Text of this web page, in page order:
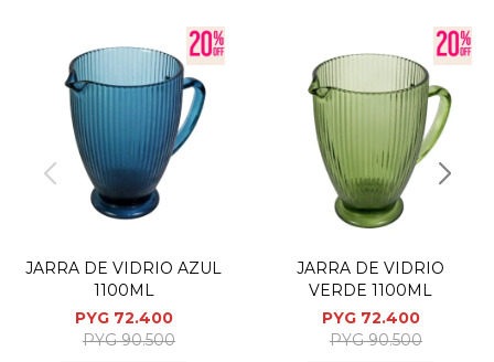
JARRA DE VIDRIO AZUL
1100ML
PYG 72.400
PYG 90.500
JARRA DE VIDRIO
VERDE 1100ML
PYG 72.400
PYG 90.500